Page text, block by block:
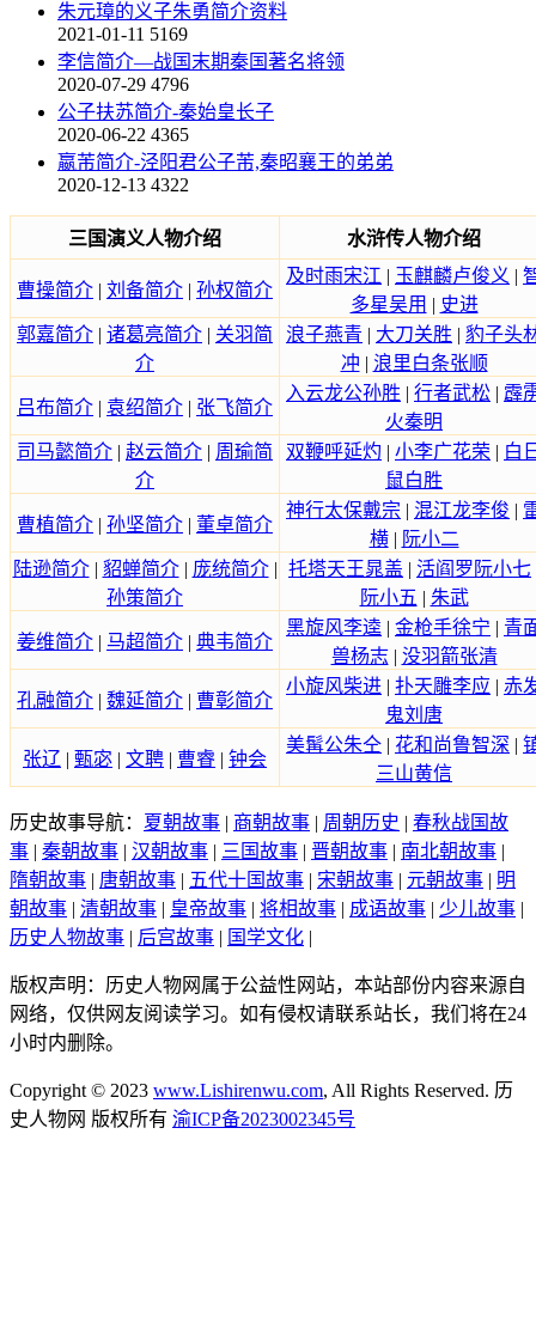
朱元璋的义子朱勇简介资料
2021-01-11 5169
李信简介—战国末期秦国著名将领
2020-07-29 4796
公子扶苏简介-秦始皇长子
2020-06-22 4365
嬴芾简介-泾阳君公子芾,秦昭襄王的弟弟
2020-12-13 4322
三国演义人物介绍 水浒传人物介绍
曹操简介 | 刘备简介 | 孙权简介
及时雨宋江 | 玉麒麟卢俊义 |
多星吴用 | 史进
郭嘉简介 | 诸葛亮简介 | 关羽简
介
浪子燕青 | 大刀关胜 | 豹子头
冲 | 浪里白条张顺
吕布简介 | 袁绍简介 | 张飞简介
入云龙公孙胜 | 行者武松 | 霹
火秦明
司马懿简介 | 赵云简介 | 周瑜简
介
双鞭呼延灼 | 小李广花荣 | 白
鼠白胜
曹植简介 | 孙坚简介 | 董卓简介
神行太保戴宗 | 混江龙李俊 |
横| 阮小二
陆逊简介| 貂蝉简介| 庞统简介|
孙策简介
托塔天王晁盖 | 活阎罗阮小七
阮小五 | 朱武
姜维简介 | 马超简介 | 典韦简介
黑旋风李逵 | 金枪手徐宁 | 青
兽杨志| 没羽箭张清
孔融简介 | 魏延简介 | 曹彰简介
小旋风柴进 | 扑天雕李应 | 赤
鬼刘唐
张辽 | 甄宓 | 文聘 | 曹睿 | 钟会
美髯公朱仝 | 花和尚鲁智深 |
三山黄信
历史故事导航： 夏朝故事 | 商朝故事 | 周朝历史 | 春秋战国故
事 | 秦朝故事 | 汉朝故事 | 三国故事 | 晋朝故事 | 南北朝故事 |
隋朝故事 | 唐朝故事 | 五代十国故事 | 宋朝故事 | 元朝故事 | 明
朝故事 | 清朝故事 | 皇帝故事 | 将相故事 | 成语故事 | 少儿故事 |
历史人物故事 | 后宫故事 | 国学文化 |
版权声明：历史人物网属于公益性网站，本站部份内容来源自
网络，仅供网友阅读学习。如有侵权请联系站长，我们将在24
小时内删除。
Copyright © 2023 www.Lishirenwu.com, All Rights Reserved. 历
史人物网 版权所有 渝ICP备2023002345号